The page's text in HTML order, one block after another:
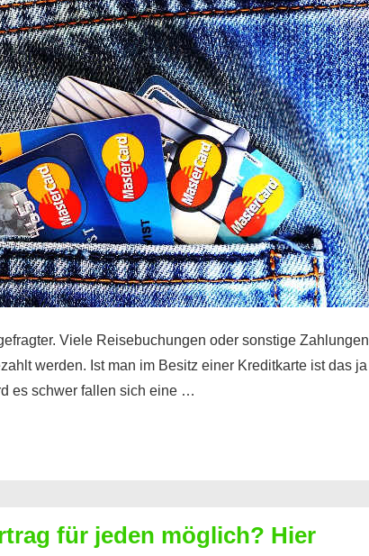
Viele Reisebuchungen oder sonstige Zahlungen
werden. Ist man im Besitz einer Kreditkarte ist das ja
es schwer fallen sich eine …
für jeden möglich? Hier